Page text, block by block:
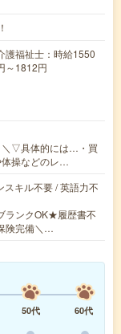
護福祉士：時給1550
～1812円
＼▽具体的には…・買
体操などのレ…
スキル不要 / 英語力不
ランクOK★履歴書不
険完備＼…
50代
60代